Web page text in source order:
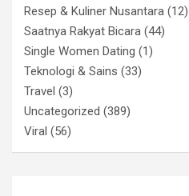
Resep & Kuliner Nusantara (12)
Saatnya Rakyat Bicara (44)
Single Women Dating (1)
Teknologi & Sains (33)
Travel (3)
Uncategorized (389)
Viral (56)